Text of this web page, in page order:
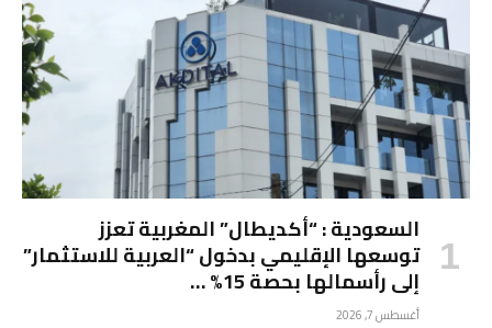
السعودية : “أكديطال” المغربية تعزز
توسعها الإقليمي بدخول “العربية للاستثمار”
إلى رأسمالها بحصة 15% …
أغسطس 7, 2026